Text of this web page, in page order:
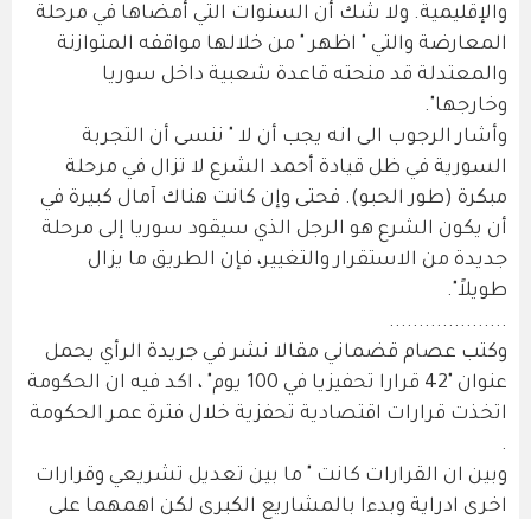
والإقليمية. ولا شك أن السنوات التي أمضاها في مرحلة
المعارضة والتي " اظهر " من خلالها مواقفه المتوازنة
والمعتدلة قد منحته قاعدة شعبية داخل سوريا
وخارجها".
وأشار الرجوب الى انه يجب أن لا " ننسى أن التجربة
السورية في ظل قيادة أحمد الشرع لا تزال في مرحلة
مبكرة (طور الحبو). فحتى وإن كانت هناك آمال كبيرة في
أن يكون الشرع هو الرجل الذي سيقود سوريا إلى مرحلة
جديدة من الاستقرار والتغيير، فإن الطريق ما يزال
طويلاً".
....................
وكتب عصام قضماني مقالا نشر في جريدة الرأي يحمل
عنوان "42 قرارا تحفيزيا في 100 يوم" ، اكد فيه ان الحكومة
اتخذت قرارات اقتصادية تحفزية خلال فترة عمر الحكومة
.
وبين ان القرارات كانت " ما بين تعديل تشريعي وقرارات
اخرى ادراية وبدءا بالمشاريع الكبرى لكن اهمهما على